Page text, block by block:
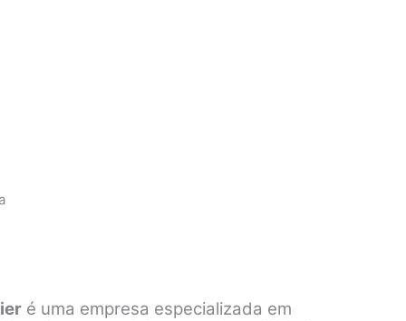
é uma empresa especializada em